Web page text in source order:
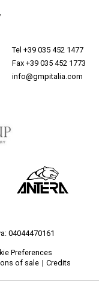
Tel +39 035 452 1477
Fax +39 035 452 1773
info@gmpitalia.com
04044470161
Preferences
of sale Credits